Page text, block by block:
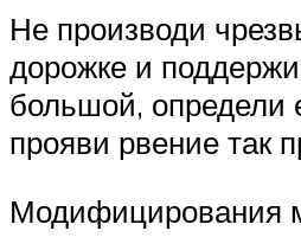
Не производи
дорожке и
большой, определи
прояви рвение так
Модифицирования